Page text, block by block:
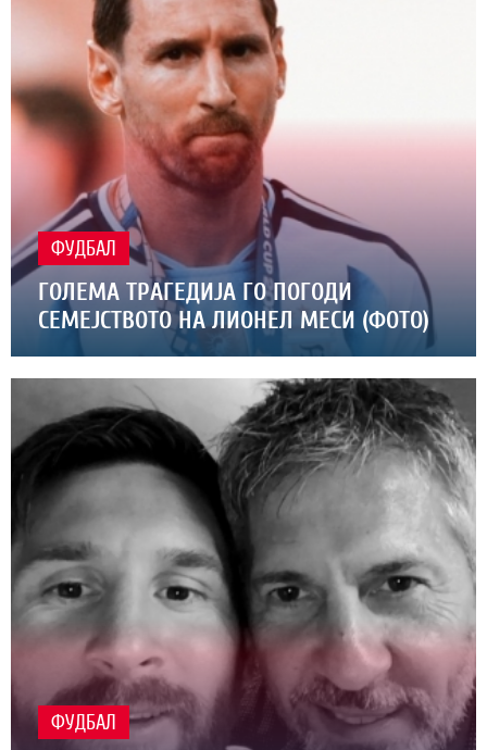
ФУДБАЛ
ГОЛЕМА ТРАГЕДИЈА ГО ПОГОДИ
СЕМЕЈСТВОТО НА ЛИОНЕЛ МЕСИ (ФОТО)
ФУДБАЛ